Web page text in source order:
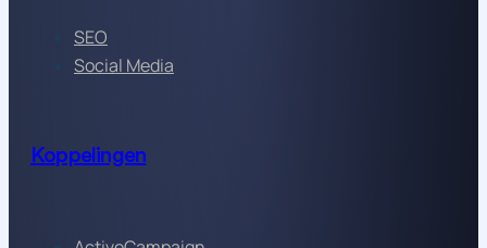
SEO
Social Media
Koppelingen